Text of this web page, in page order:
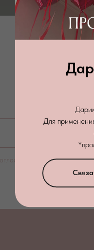
Для
согласие на обработку